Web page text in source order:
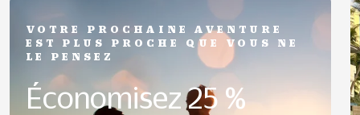
VOTRE PROCHAINE AVENTURE
EST PLUS PROCHE QUE VOUS NE
LE PENSEZ
Économisez 25 %